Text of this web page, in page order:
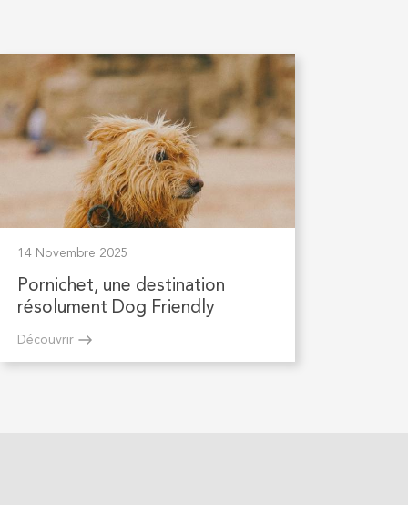
14 Novembre 2025
Pornichet, une destination
résolument Dog Friendly
Découvrir